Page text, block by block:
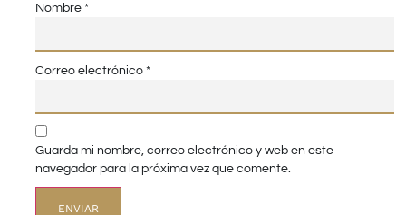
Nombre *
Correo electrónico *
Guarda mi nombre, correo electrónico y web en este
navegador para la próxima vez que comente.